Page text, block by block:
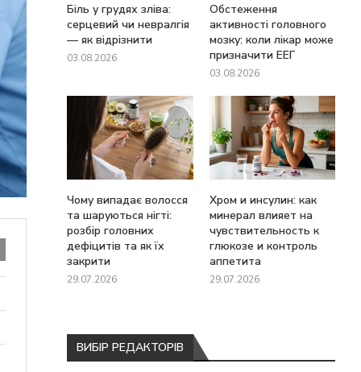
Біль у грудях зліва:
серцевий чи невралгія
— як відрізнити
03.08.2026
Обстеження
активності головного
мозку: коли лікар може
призначити ЕЕГ
03.08.2026
Чому випадає волосся
та шаруються нігті:
розбір головних
дефіцитів та як їх
закрити
29.07.2026
Хром и инсулин: как
минерал влияет на
чувствительность к
глюкозе и контроль
аппетита
29.07.2026
ВИБІР РЕДАКТОРІВ